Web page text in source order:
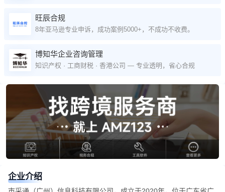
旺辰合规
8年亚马逊专业申诉，成功案例5000+，不成功不收费。
博知华企业咨询管理
知识产权 · 工商财税 · 香港公司 — 专业透明，省心合规
企业介绍